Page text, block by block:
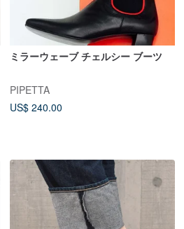
ミラーウェーブ チェルシー ブーツ
PIPETTA
US$ 240.00